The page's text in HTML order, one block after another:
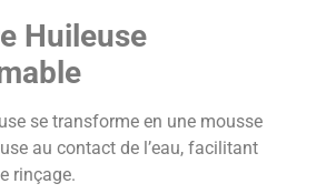
Huileuse
se transforme en une mousse
au contact de l’eau, facilitant
rinçage.